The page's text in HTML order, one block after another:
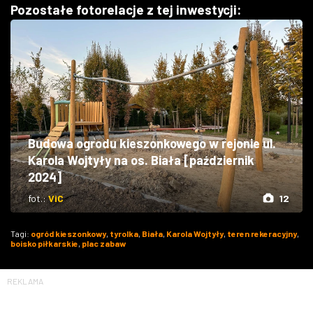
Pozostałe fotorelacje z tej inwestycji:
Budowa ogrodu kieszonkowego w rejonie ul.
Karola Wojtyły na os. Biała [październik
2024]
fot.:ViC 12
Tagi: ogród kieszonkowy, tyrolka, Biała, Karola Wojtyły, teren rekeracyjny,
boisko piłkarskie, plac zabaw
REKLAMA